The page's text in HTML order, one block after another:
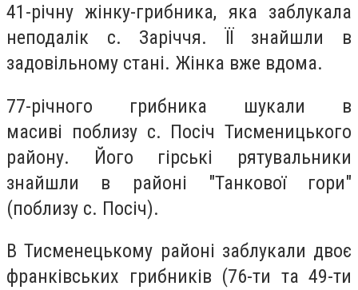
41-річну жінку-грибника, яка заблукала
неподалік с. Заріччя. ЇЇ знайшли в
задовільному стані. Жінка вже вдома.
77-річного грибника шукали в
масиві поблизу с. Посіч Тисменицького
району. Його гірські рятувальники
знайшли в районі "Танкової гори"
(поблизу с. Посіч).
В Тисменецькому районі заблукали двоє
франківських грибників (76-ти та 49-ти